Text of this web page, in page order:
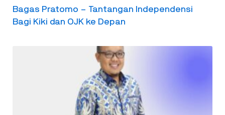
Bagas Pratomo – Tantangan Independensi
Bagi Kiki dan OJK ke Depan